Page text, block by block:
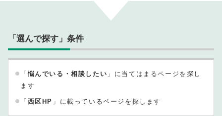
「選んで探す」条件
「悩んでいる・相談したい 」に当てはまるページを探し
ます
「 西区HP 」に載っているページを探します